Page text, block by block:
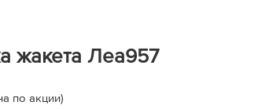
жакета Леа957
по акции)